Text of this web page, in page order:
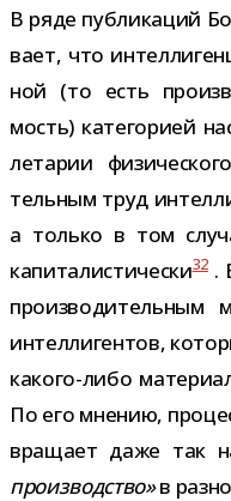
В ряде пуб­ли­ка­ций
вает, что
ной (то есть
мость) кате­го­рией
ле­та­рии
тель­ным труд
а только в том
капиталистически32.
интел­ли­ген­тов,
какого-​либо
По его мне­нию,
вра­щает даже так
про­из­вод­ство»в